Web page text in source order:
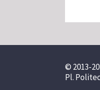
© 2013-
Pl.